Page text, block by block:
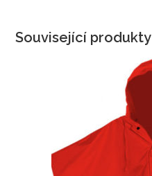
Související produkty